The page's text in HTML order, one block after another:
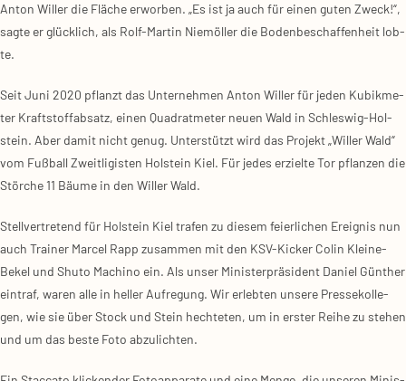
Anton Wil­ler die Flä­che erwor­ben. „Es ist ja auch für einen guten Zweck!“,
sag­te er glück­lich, als Rolf-Mar­tin Niem­öl­ler die Boden­be­schaf­fen­heit lob­
te.
Seit Juni 2020 pflanzt das Unter­neh­men Anton Wil­ler für jeden Kubik­me­
ter Kraft­stoff­ab­satz, einen Qua­drat­me­ter neu­en Wald in Schles­wig-Hol­
stein. Aber damit nicht genug. Unter­stützt wird das Pro­jekt „Wil­ler Wald“
vom Fuß­ball Zweit­li­gis­ten Hol­stein Kiel. Für jedes erziel­te Tor pflan­zen die
Stör­che 11 Bäu­me in den Wil­ler Wald.
Stell­ver­tre­tend für Hol­stein Kiel tra­fen zu die­sem fei­er­li­chen Ereig­nis nun
auch Trai­ner Mar­cel Rapp zusam­men mit den KSV-Kicker Colin Klei­ne-
Bekel und Shuto Machi­no ein. Als unser Minis­ter­prä­si­dent Dani­el Gün­ther
ein­traf, waren alle in hel­ler Auf­re­gung. Wir erleb­ten unse­re Pres­se­kol­le­
gen, wie sie über Stock und Stein hech­te­ten, um in ers­ter Rei­he zu ste­hen
und um das bes­te Foto abzu­lich­ten.